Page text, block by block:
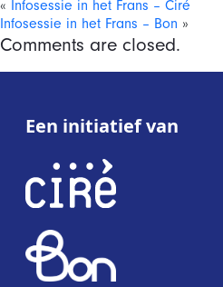
« Infosessie in het Frans – Ciré
Infosessie in het Frans – Bon »
Comments are closed.
Een initiatief van